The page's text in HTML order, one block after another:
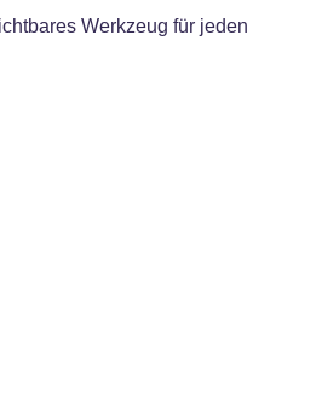
Werkzeug für jeden